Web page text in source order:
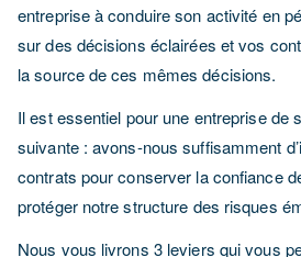
entreprise à conduire son activité en
sur des décisions éclairées et vos
la source de ces mêmes décisions.
Il est essentiel pour une entreprise de
suivante : avons-nous suffisamment
contrats pour conserver la confiance
protéger notre structure des risques
Nous vous livrons 3 leviers qui vous